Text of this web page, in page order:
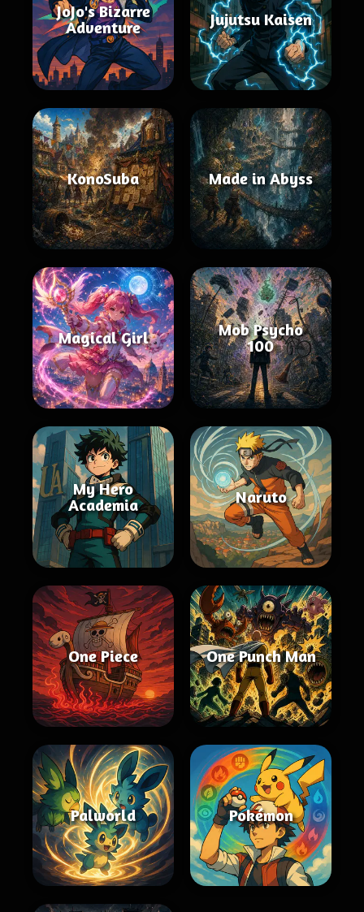
JoJo's Bizarre
Adventure
Jujutsu Kaisen
KonoSuba Made in Abyss
Magical Girl
Mob Psycho
100
My Hero
Academia
Naruto
One Piece One Punch Man
Palworld Pokémon